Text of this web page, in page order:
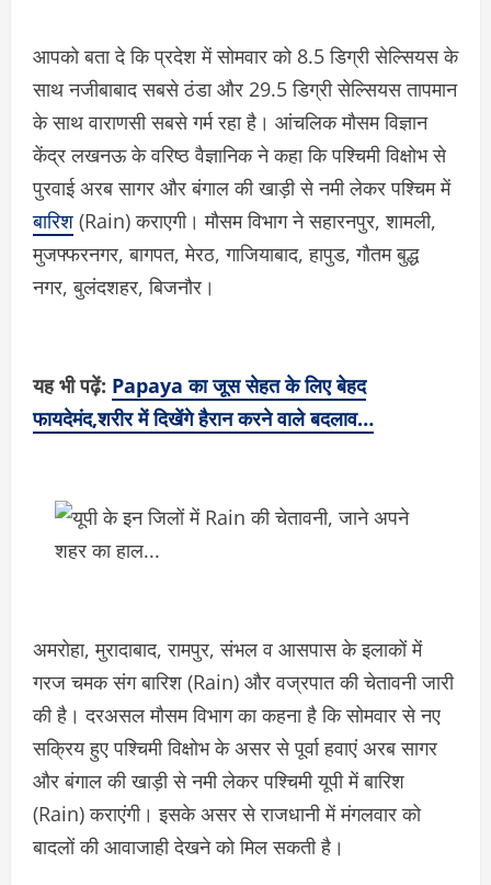
आपको बता दे कि प्रदेश में सोमवार को 8.5 डिग्री सेल्सियस के
साथ नजीबाबाद सबसे ठंडा और 29.5 डिग्री सेल्सियस तापमान
के साथ वाराणसी सबसे गर्म रहा है। आंचलिक मौसम विज्ञान
केंद्र लखनऊ के वरिष्ठ वैज्ञानिक ने कहा कि पश्चिमी विक्षोभ से
पुरवाई अरब सागर और बंगाल की खाड़ी से नमी लेकर पश्चिम में
बारिश (Rain) कराएगी। मौसम विभाग ने सहारनपुर, शामली,
मुजफ्फरनगर, बागपत, मेरठ, गाजियाबाद, हापुड, गौतम बुद्ध
नगर, बुलंदशहर, बिजनौर।
यह भी पढ़ें: Papaya का जूस सेहत के लिए बेहद
फायदेमंद,शरीर में दिखेंगे हैरान करने वाले बदलाव…
अमरोहा, मुरादाबाद, रामपुर, संभल व आसपास के इलाकों में
गरज चमक संग बारिश (Rain) और वज्रपात की चेतावनी जारी
की है। दरअसल मौसम विभाग का कहना है कि सोमवार से नए
सक्रिय हुए पश्चिमी विक्षोभ के असर से पूर्वा हवाएं अरब सागर
और बंगाल की खाड़ी से नमी लेकर पश्चिमी यूपी में बारिश
(Rain) कराएंगी। इसके असर से राजधानी में मंगलवार को
बादलों की आवाजाही देखने को मिल सकती है।